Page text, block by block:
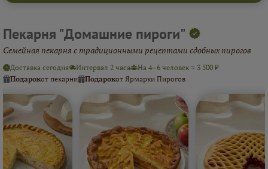
Пекарня "Домашние пироги"
Семейная пекарня с традиционными рецептами сдобных пирогов
Доставка сегодня Интервал 2 часа
На 4–6 человек ≈ 3 500 ₽
Подарокот пекарни Подарокот Ярмарки Пирогов